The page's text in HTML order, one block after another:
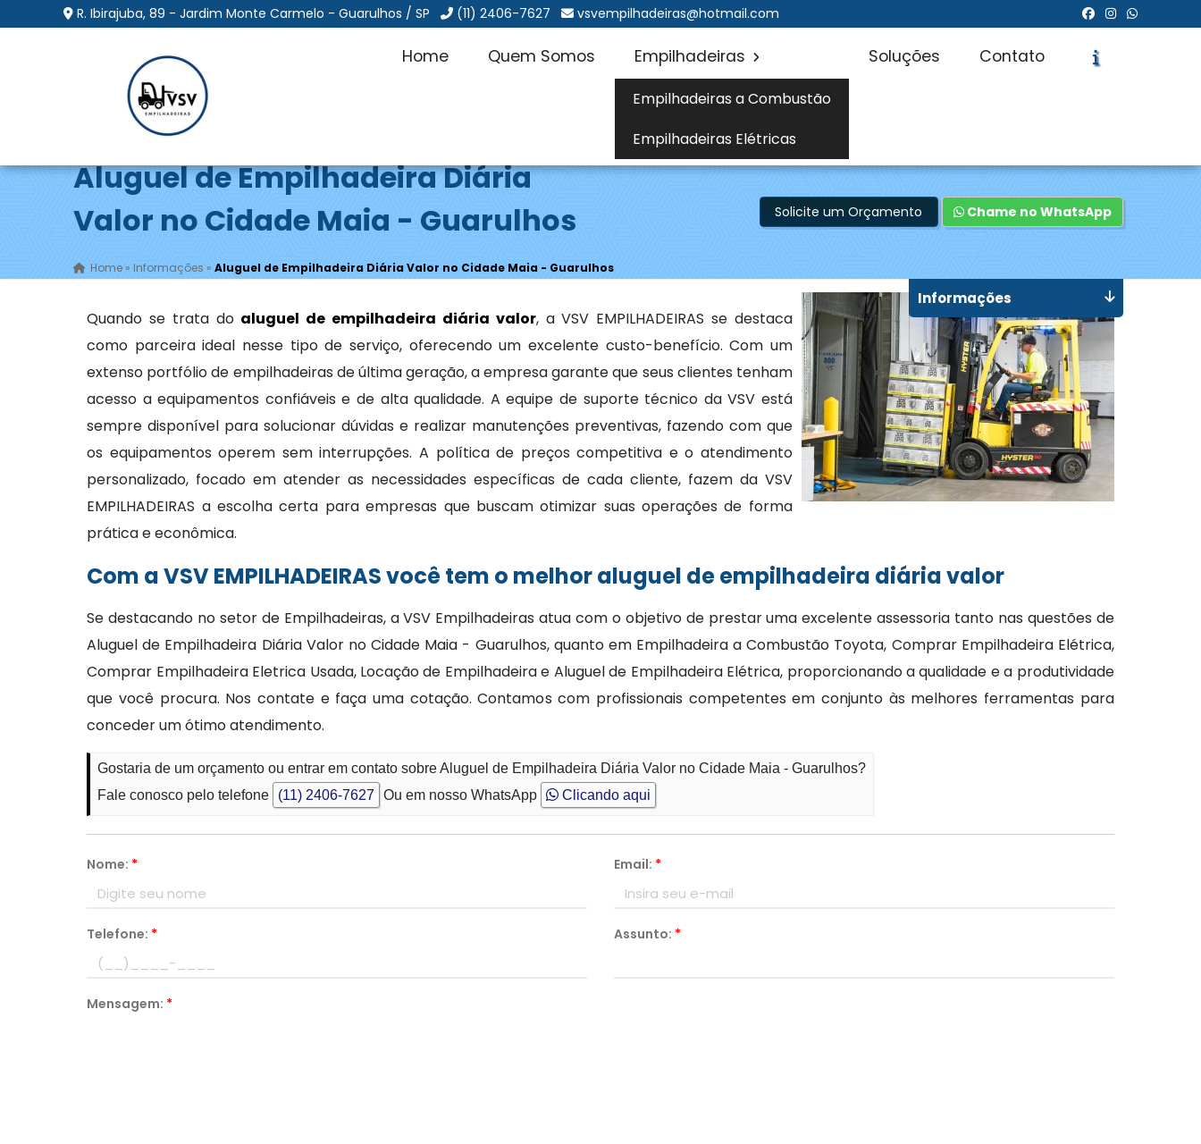
R. Ibirajuba, 89 - Jardim Monte Carmelo - Guarulhos / SP (11) 2406-7627 vsvempilhadeiras@hotmail.com
Home Quem Somos Empilhadeiras
Empilhadeiras a Combustão
Empilhadeiras Elétricas
Soluções Contato
Aluguel de Empilhadeira Diária
Valor no Cidade Maia - Guarulhos
Home »Informações »Aluguel de Empilhadeira Diária Valor no Cidade Maia - Guarulhos
Solicite um Orçamento Chame no WhatsApp
Quando se trata do aluguel de empilhadeira diária valor, a VSV EMPILHADEIRAS se destaca
como parceira ideal nesse tipo de serviço, oferecendo um excelente custo-benefício. Com um
extenso portfólio de empilhadeiras de última geração, a empresa garante que seus clientes tenham
acesso a equipamentos confiáveis e de alta qualidade. A equipe de suporte técnico da VSV está
sempre disponível para solucionar dúvidas e realizar manutenções preventivas, fazendo com que
os equipamentos operem sem interrupções. A política de preços competitiva e o atendimento
personalizado, focado em atender as necessidades específicas de cada cliente, fazem da VSV
EMPILHADEIRAS a escolha certa para empresas que buscam otimizar suas operações de forma
prática e econômica.
Com a VSV EMPILHADEIRAS você tem o melhor aluguel de empilhadeira diária valor
Se destacando no setor de Empilhadeiras, a VSV Empilhadeiras atua com o objetivo de prestar uma excelente assessoria tanto nas questões de
Aluguel de Empilhadeira Diária Valor no Cidade Maia - Guarulhos, quanto em Empilhadeira a Combustão Toyota, Comprar Empilhadeira Elétrica,
Comprar Empilhadeira Eletrica Usada, Locação de Empilhadeira e Aluguel de Empilhadeira Elétrica, proporcionando a qualidade e a produtividade
que você procura. Nos contate e faça uma cotação. Contamos com profissionais competentes em conjunto às melhores ferramentas para
conceder um ótimo atendimento.
Gostaria de um orçamento ou entrar em contato sobre Aluguel de Empilhadeira Diária Valor no Cidade Maia - Guarulhos?
Fale conosco pelo telefone
(11) 2406-7627 Ou em nosso WhatsApp Clicando aqui
Nome: * Email: *
Telefone: * Assunto: *
Mensagem: *
Informações